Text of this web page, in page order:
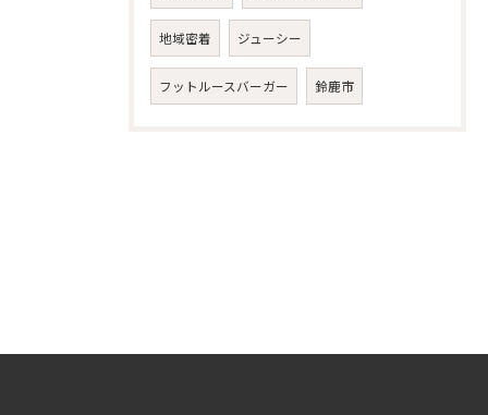
地域密着 ジューシー
フットルースバーガー 鈴鹿市